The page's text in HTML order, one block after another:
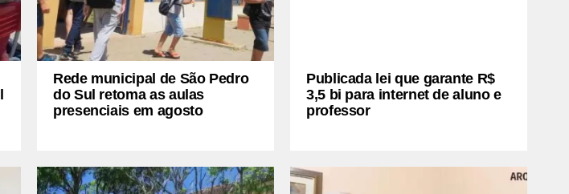
Rede municipal de São Pedro
do Sul retoma as aulas
presenciais em agosto
Publicada lei que garante R$
3,5 bi para internet de aluno e
professor